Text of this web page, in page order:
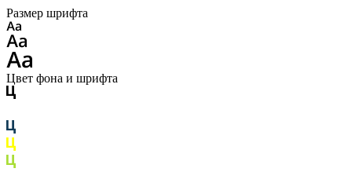
Размер шрифта
Цвет фона и шрифта